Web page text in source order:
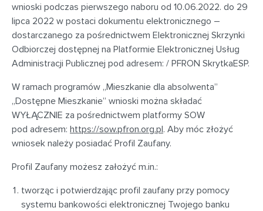
wnioski podczas pierwszego naboru od 10.06.2022. do 29
lipca 2022 w postaci dokumentu elektronicznego –
dostarczanego za pośrednictwem Elektronicznej Skrzynki
Odbiorczej dostępnej na Platformie Elektronicznej Usług
Administracji Publicznej pod adresem: / PFRON SkrytkaESP.
W ramach programów „Mieszkanie dla absolwenta”
„Dostępne Mieszkanie” wnioski można składać
WYŁĄCZNIE za pośrednictwem platformy SOW
pod adresem: https://sow.pfron.org.pl. Aby móc złożyć
wniosek należy posiadać Profil Zaufany.
Profil Zaufany możesz założyć m.in.:
tworząc i potwierdzając profil zaufany przy pomocy
systemu bankowości elektronicznej Twojego banku